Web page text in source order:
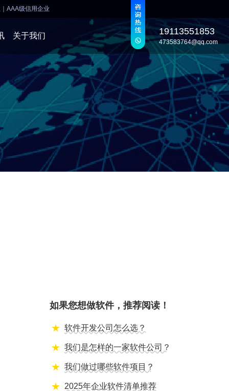
AAA级信用企业
关于我们 19113551853
473583764@qq.com
如果您想做软件，推荐阅读！
软件开发公司怎么选？
我们是怎样的一家软件公司？
我们做过哪些软件项目？
2025年企业软件清单推荐